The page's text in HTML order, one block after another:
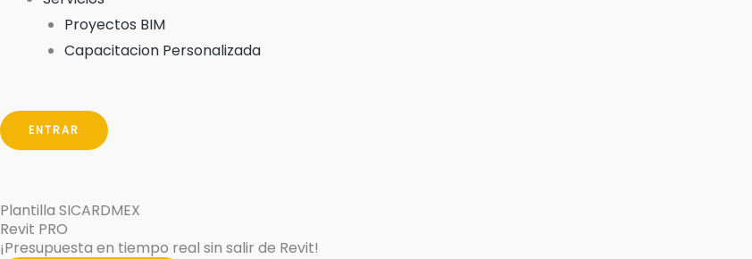
Proyectos BIM
Capacitacion Personalizada
ENTRAR
Plantilla SICARDMEX
Revit PRO
¡Presupuesta en tiempo real sin salir de Revit!